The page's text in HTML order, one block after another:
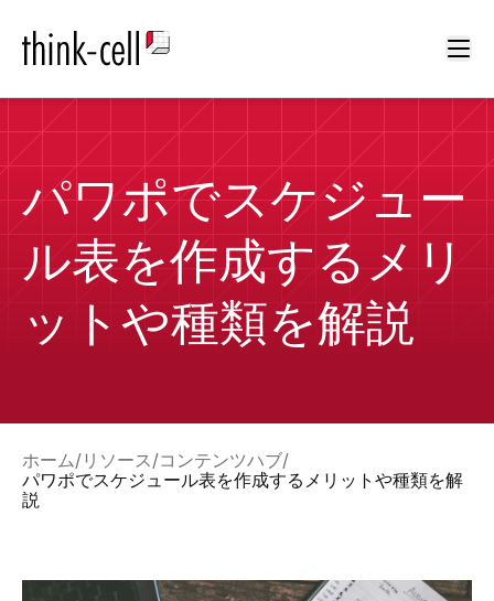
パワポでスケジュー
ル表を作成するメリ
ットや種類を解説
ホーム リソース コンテンツハブ
パワポでスケジュール表を作成するメリットや種類を解
説